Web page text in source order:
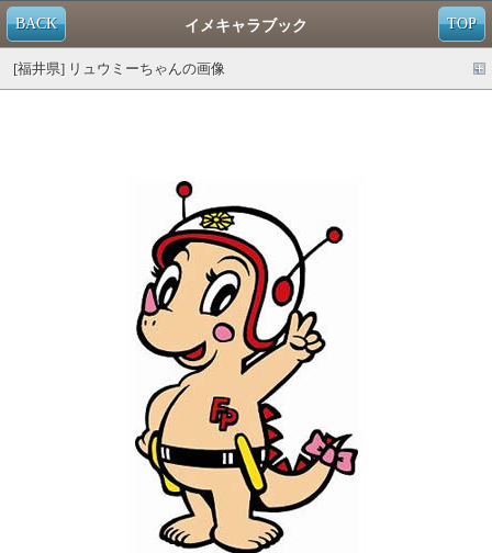
TOP
BACK イメキャラブック
[福井県] リュウミーちゃんの画像